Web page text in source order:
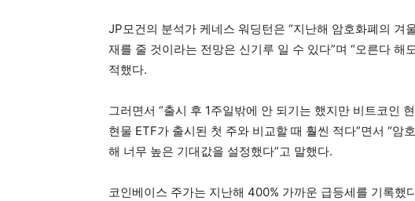
JP모건의 분석가 케네스 워딩턴은 “지난해 암호화폐의 겨
재를 줄 것이라는 전망은 신기루 일 수 있다”며 “오른다 해
적했다.
그러면서 “출시 후 1주일밖에 안 되기는 했지만 비트코인
현물 ETF가 출시된 첫 주와 비교할 때 훨씬 적다”면서 “암
해 너무 높은 기대값을 설정했다”고 말했다.
코인베이스 주가는 지난해 400% 가까운 급등세를 기록했